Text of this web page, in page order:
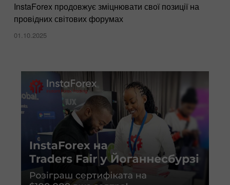
InstaForex продовжує зміцнювати свої позиції на
провідних світових форумах
01.10.2025